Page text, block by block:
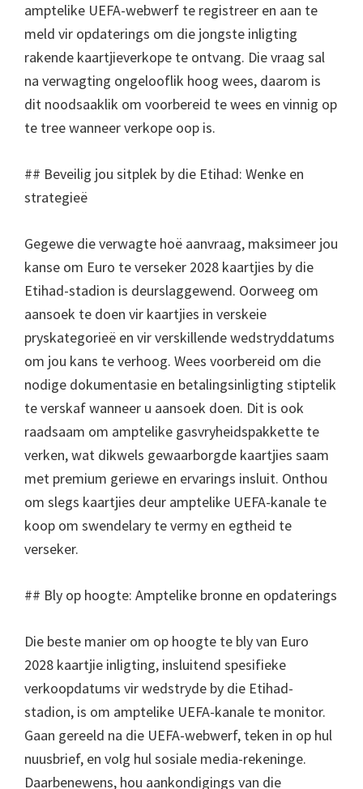
amptelike UEFA-webwerf te registreer en aan te
meld vir opdaterings om die jongste inligting
rakende kaartjieverkope te ontvang. Die vraag sal
na verwagting ongelooflik hoog wees, daarom is
dit noodsaaklik om voorbereid te wees en vinnig op
te tree wanneer verkope oop is.
## Beveilig jou sitplek by die Etihad: Wenke en
strategieë
Gegewe die verwagte hoë aanvraag, maksimeer jou
kanse om Euro te verseker 2028 kaartjies by die
Etihad-stadion is deurslaggewend. Oorweeg om
aansoek te doen vir kaartjies in verskeie
pryskategorieë en vir verskillende wedstryddatums
om jou kans te verhoog. Wees voorbereid om die
nodige dokumentasie en betalingsinligting stiptelik
te verskaf wanneer u aansoek doen. Dit is ook
raadsaam om amptelike gasvryheidspakkette te
verken, wat dikwels gewaarborgde kaartjies saam
met premium geriewe en ervarings insluit. Onthou
om slegs kaartjies deur amptelike UEFA-kanale te
koop om swendelary te vermy en egtheid te
verseker.
## Bly op hoogte: Amptelike bronne en opdaterings
Die beste manier om op hoogte te bly van Euro
2028 kaartjie inligting, insluitend spesifieke
verkoopdatums vir wedstryde by die Etihad-
stadion, is om amptelike UEFA-kanale te monitor.
Gaan gereeld na die UEFA-webwerf, teken in op hul
nuusbrief, en volg hul sosiale media-rekeninge.
Daarbenewens, hou aankondigings van die